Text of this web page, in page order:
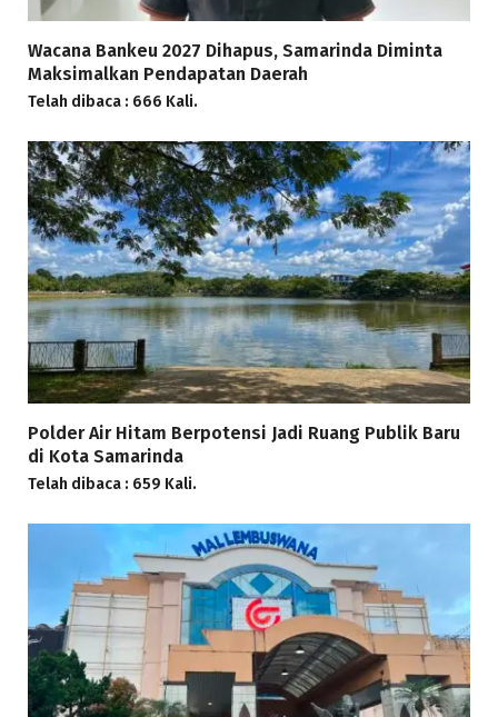
Wacana Bankeu 2027 Dihapus, Samarinda Diminta
Maksimalkan Pendapatan Daerah
Telah dibaca : 666 Kali.
Polder Air Hitam Berpotensi Jadi Ruang Publik Baru
di Kota Samarinda
Telah dibaca : 659 Kali.